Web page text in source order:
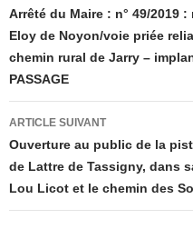
articles
Arrêté du Maire : n° 49/2019
Eloy de Noyon/voie priée
chemin rural de Jarry –
PASSAGE
ARTICLE SUIVANT
Ouverture au public de la
de Lattre de Tassigny, dans
Lou Licot et le chemin des